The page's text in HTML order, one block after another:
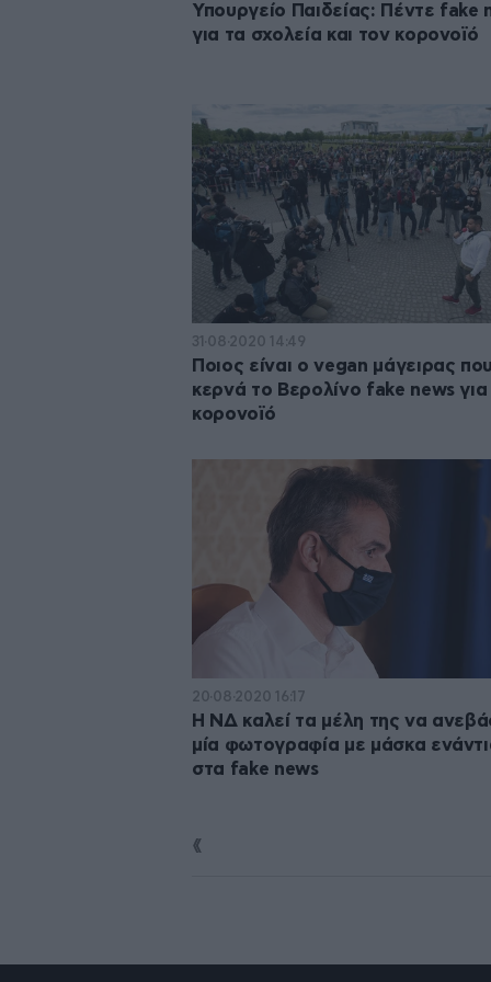
Υπουργείο Παιδείας: Πέντε fake
για τα σχολεία και τον κορονοϊό
31·08·2020 14:49
Ποιος είναι ο vegan μάγειρας που
κερνά το Βερολίνο fake news για
κορονοϊό
20·08·2020 16:17
Η ΝΔ καλεί τα μέλη της να
μία φωτογραφία με μάσκα
στα fake news